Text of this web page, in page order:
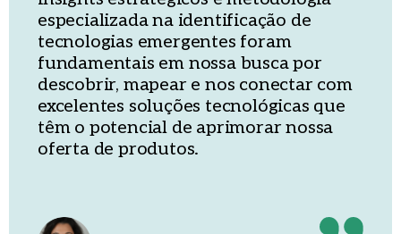
especializada na identificação de
tecnologias emergentes foram
fundamentais em nossa busca por
descobrir, mapear e nos conectar com
excelentes soluções tecnológicas que
têm o potencial de aprimorar nossa
oferta de produtos.